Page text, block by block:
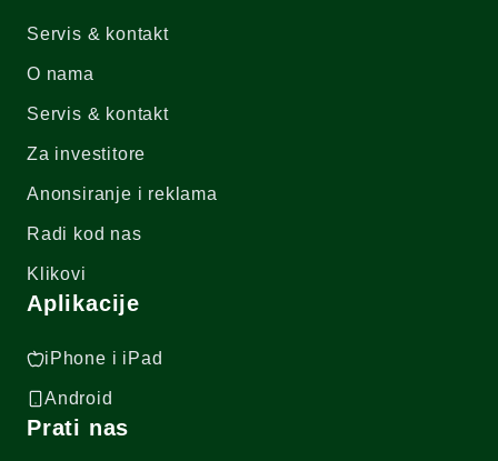
Servis & kontakt
O nama
Servis & kontakt
Za investitore
Anonsiranje i reklama
Radi kod nas
Klikovi
Aplikacije
iPhone i iPad
Android
Prati nas